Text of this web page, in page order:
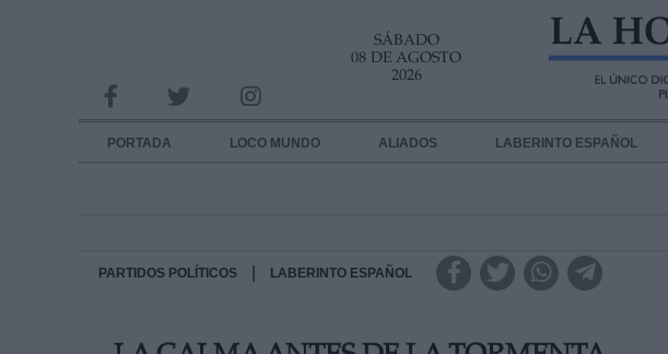
SÁBADO
08 DE AGOSTO
2026
PORTADA LOCO MUNDO ALIADOS LABERINTO ESPAÑOL
PARTIDOS POLÍTICOS LABERINTO ESPAÑOL
INFORMACION SOBRE LA PROTECCIÓN DE TUS DATOS
Responsable:
Destinatarios: